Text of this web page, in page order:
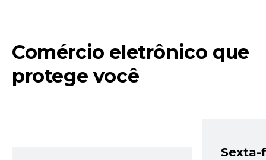
Comércio eletrônico que
protege você
Sexta-